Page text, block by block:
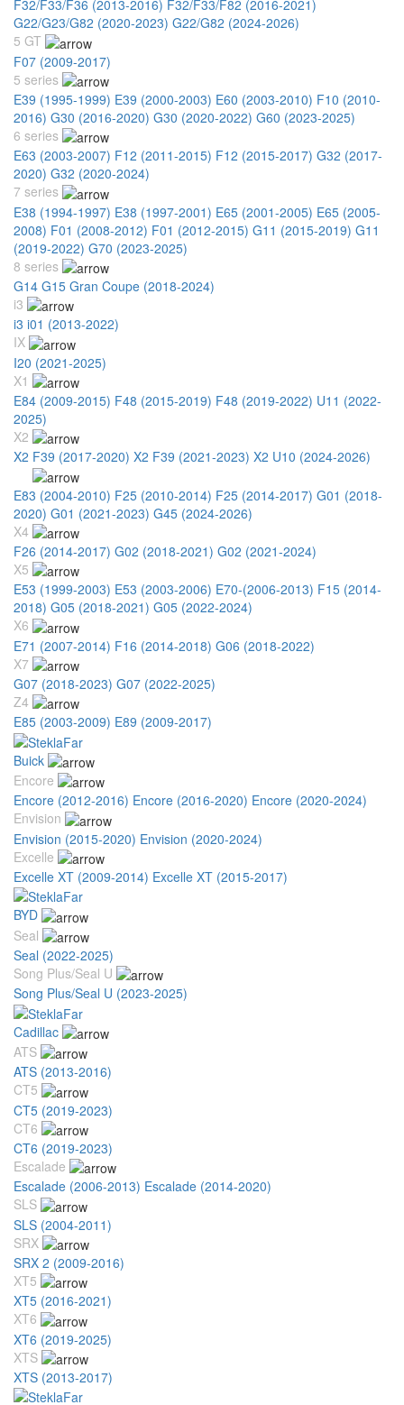
F32/F33/F36 (2013-2016) F32/F33/F82 (2016-2021)
G22/G23/G82 (2020-2023) G22/G82 (2024-2026)
5 GT
F07 (2009-2017)
5 series
E39 (1995-1999) E39 (2000-2003) E60 (2003-2010) F10 (2010-
2016) G30 (2016-2020) G30 (2020-2022) G60 (2023-2025)
6 series
E63 (2003-2007) F12 (2011-2015) F12 (2015-2017) G32 (2017-
2020) G32 (2020-2024)
7 series
E38 (1994-1997) E38 (1997-2001) E65 (2001-2005) E65 (2005-
2008) F01 (2008-2012) F01 (2012-2015) G11 (2015-2019) G11
(2019-2022) G70 (2023-2025)
8 series
G14 G15 Gran Coupe (2018-2024)
i3
i3 i01 (2013-2022)
IX
I20 (2021-2025)
X1
E84 (2009-2015) F48 (2015-2019) F48 (2019-2022) U11 (2022-
2025)
X2
X2 F39 (2017-2020) X2 F39 (2021-2023) X2 U10 (2024-2026)
E83 (2004-2010) F25 (2010-2014) F25 (2014-2017) G01 (2018-
2020) G01 (2021-2023) G45 (2024-2026)
X4
F26 (2014-2017) G02 (2018-2021) G02 (2021-2024)
X5
E53 (1999-2003) E53 (2003-2006) E70-(2006-2013) F15 (2014-
2018) G05 (2018-2021) G05 (2022-2024)
X6
E71 (2007-2014) F16 (2014-2018) G06 (2018-2022)
X7
G07 (2018-2023) G07 (2022-2025)
Z4
E85 (2003-2009) E89 (2009-2017)
Buick
Encore
Encore (2012-2016) Encore (2016-2020) Encore (2020-2024)
Envision
Envision (2015-2020) Envision (2020-2024)
Excelle
Excelle XT (2009-2014) Excelle XT (2015-2017)
BYD
Seal
Seal (2022-2025)
Song Plus/Seal U
Song Plus/Seal U (2023-2025)
Cadillac
ATS
ATS (2013-2016)
CT5
CT5 (2019-2023)
CT6
CT6 (2019-2023)
Escalade
Escalade (2006-2013) Escalade (2014-2020)
SLS
SLS (2004-2011)
SRX
SRX 2 (2009-2016)
XT5
XT5 (2016-2021)
XT6
XT6 (2019-2025)
XTS
XTS (2013-2017)